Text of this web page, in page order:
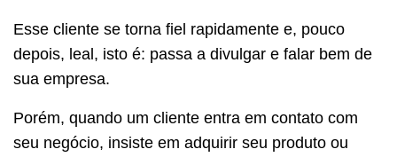
Esse cliente se torna fiel rapidamente e, pouco
depois, leal, isto é: passa a divulgar e falar bem de
sua empresa.
Porém, quando um cliente entra em contato com
seu negócio, insiste em adquirir seu produto ou